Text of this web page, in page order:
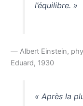
l’équilibre. »
— Albert Einstein,
Eduard, 1930
« Après la